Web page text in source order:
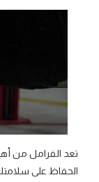
تعد الفرامل من
الحفاظ على